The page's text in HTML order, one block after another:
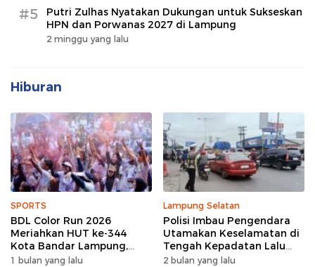
#5
Putri Zulhas Nyatakan Dukungan untuk Sukseskan
HPN dan Porwanas 2027 di Lampung
2 minggu yang lalu
Hiburan
SPORTS
BDL Color Run 2026
Meriahkan HUT ke-344
Kota Bandar Lampung,
Wujud Semangat Sehat
1 bulan yang lalu
Lampung Selatan
Polisi Imbau Pengendara
Utamakan Keselamatan di
Tengah Kepadatan Lalu
Lintas Pagi Hari
2 bulan yang lalu